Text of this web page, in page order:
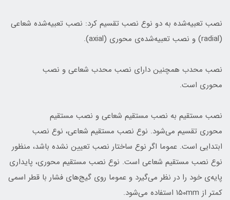
نصب تعبیه‌شده به دو نوع نصب تقسیم کرد: نصب تعبیه‌شده شعاعی
(radial) و نصب تعبیه‌شده‌ی محوری (axial).
نصب محدب همچنین دارای نصب محدب شعاعی و نصب
محوری است.
نصب مستقیم به نصب مستقیم شعاعی و نصب مستقیم
محوری تقسیم می‌شود. نوع نصب مستقیم شعاعی، نوع نصب
ابتدایی است. عموما اگر نوع ساختار نصب تعیین نشده باشد، منظور
نوع نصب مستقیم شعاعی است. نوع نصب مستقیم محوری، پایداری
پایه‌ی خود را در نظر می‌گیرد و عموما روی گیج‌های فشار با قطر اسمی
کمتر از ۱۵۰mm استفاده می‌شود.